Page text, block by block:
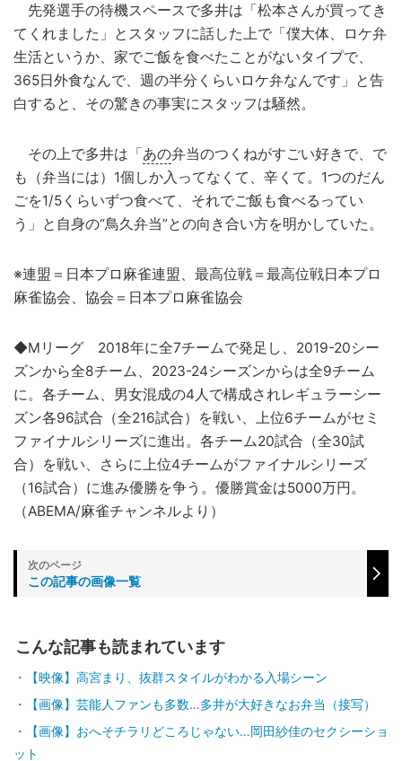
先発選手の待機スペースで多井は「松本さんが買ってき
てくれました」とスタッフに話した上で「僕大体、ロケ弁
生活というか、家でご飯を食べたことがないタイプで、
365日外食なんで、週の半分くらいロケ弁なんです」と告
白すると、その驚きの事実にスタッフは騒然。
その上で多井は「あの弁当のつくねがすごい好きで、で
も（弁当には）1個しか入ってなくて、辛くて。1つのだん
ごを1/5くらいずつ食べて、それでご飯も食べるってい
う」と自身の“鳥久弁当”との向き合い方を明かしていた。
※連盟＝日本プロ麻雀連盟、最高位戦＝最高位戦日本プロ
麻雀協会、協会＝日本プロ麻雀協会
◆Mリーグ 2018年に全7チームで発足し、2019-20シー
ズンから全8チーム、2023-24シーズンからは全9チーム
に。各チーム、男女混成の4人で構成されレギュラーシー
ズン各96試合（全216試合）を戦い、上位6チームがセミ
ファイナルシリーズに進出。各チーム20試合（全30試
合）を戦い、さらに上位4チームがファイナルシリーズ
（16試合）に進み優勝を争う。優勝賞金は5000万円。
（ABEMA/麻雀チャンネルより）
この記事の画像一覧
こんな記事も読まれています
【映像】高宮まり、抜群スタイルがわかる入場シーン
【画像】芸能人ファンも多数…多井が大好きなお弁当（接写）
【画像】おへそチラリどころじゃない…岡田紗佳のセクシーショ
ット